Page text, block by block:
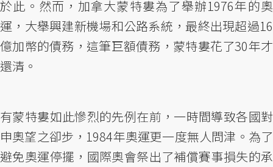
於此。然而，加拿大蒙特婁為了舉辦1976年的奧
運，大舉興建新機場和公路系統，最終出現超過16
億加幣的債務，這筆巨額債務，蒙特婁花了30年才
還清。
有蒙特婁如此慘烈的先例在前，一時間導致各國對
申奧望之卻步，1984年奧運更一度無人問津。為了
避免奧運停擺，國際奧會祭出了補償賽事損失的承